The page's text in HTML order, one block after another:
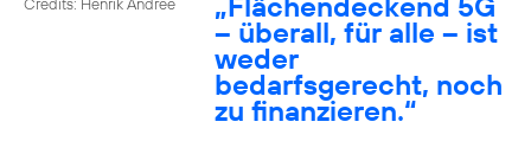
– überall, für alle – ist
weder
bedarfsgerecht, noch
zu finanzieren.“